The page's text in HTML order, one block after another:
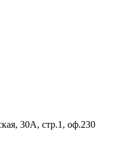
30А, стр.1, оф.230